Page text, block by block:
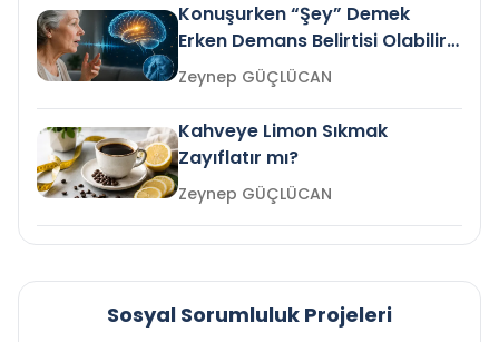
Konuşurken “Şey” Demek
Erken Demans Belirtisi Olabilir
mi?
Zeynep GÜÇLÜCAN
Kahveye Limon Sıkmak
Zayıflatır mı?
Zeynep GÜÇLÜCAN
Sosyal Sorumluluk Projeleri